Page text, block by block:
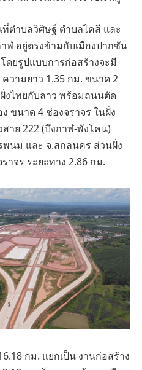
ตำบลวิศิษฐ์ ตำบลไคสี และ
ฬ อยู่ตรงข้ามกับเมืองปากซัน
ดยรูปแบบการก่อสร้างจะมี
วามยาว 1.35 กม. ขนาด 2
งไทยกับลาว พร้อมถนนตัด
ขนาด 4 ช่องจราจร ในฝั่ง
าย 222 (บึงกาฬ-พังโคน)
พนม และ จ.สกลนคร ส่วนฝั่ง
าจร ระยะทาง 2.86 กม.
กม. แยกเป็น งานก่อสร้าง